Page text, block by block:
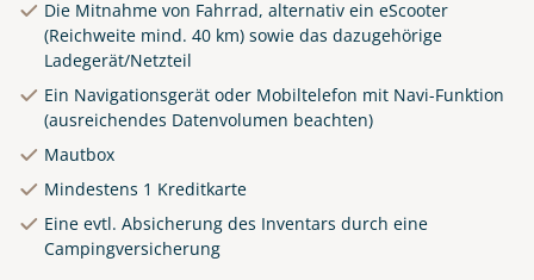
Die Mitnahme von Fahrrad, alternativ ein eScooter
(Reichweite mind. 40 km) sowie das dazugehörige
Ladegerät/Netzteil
Ein Navigationsgerät oder Mobiltelefon mit Navi-Funktion
(ausreichendes Datenvolumen beachten)
Mautbox
Mindestens 1 Kreditkarte
Eine evtl. Absicherung des Inventars durch eine
Campingversicherung